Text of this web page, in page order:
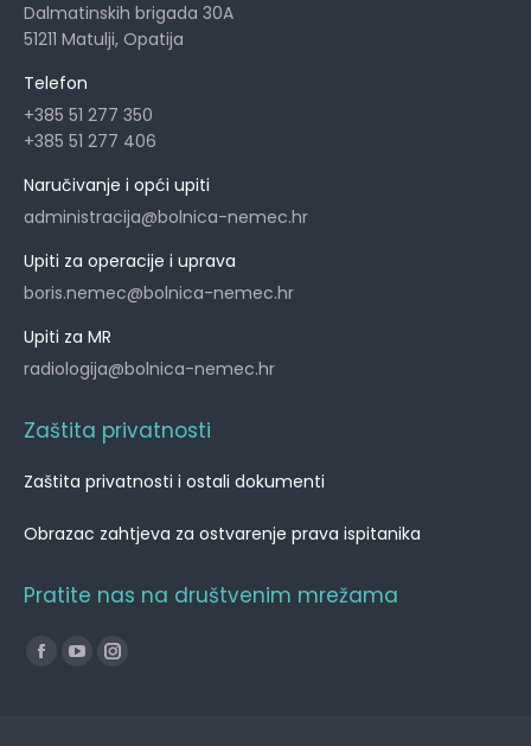
Dalmatinskih brigada 30A
51211 Matulji, Opatija
Telefon
+385 51 277 350
+385 51 277 406
Naručivanje i opći upiti
administracija@bolnica-nemec.hr
Upiti za operacije i uprava
boris.nemec@bolnica-nemec.hr
Upiti za MR
radiologija@bolnica-nemec.hr
Zaštita privatnosti
Zaštita privatnosti i ostali dokumenti
Obrazac zahtjeva za ostvarenje prava ispitanika
Pratite nas na društvenim mrežama
Find us on:
Facebook
YouTubeInstagram